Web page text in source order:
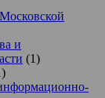
и
(1)